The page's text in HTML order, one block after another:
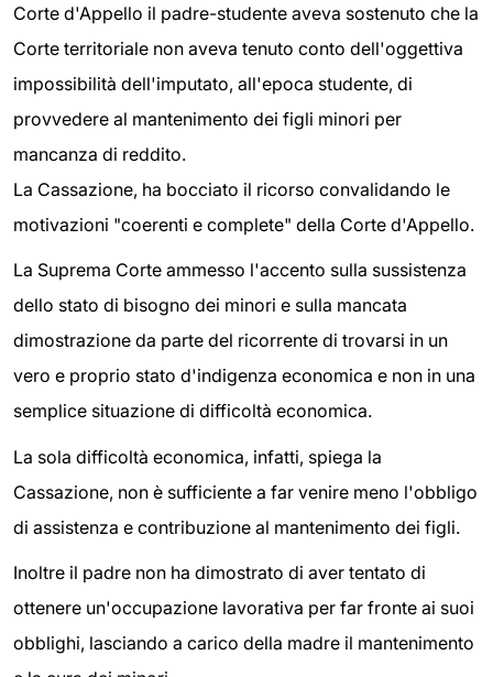
Corte d'Appello il padre-studente aveva sostenuto che la
Corte territoriale non aveva tenuto conto dell'oggettiva
impossibilità dell'imputato, all'epoca studente, di
provvedere al mantenimento dei figli minori per
mancanza di reddito.
La Cassazione, ha bocciato il ricorso convalidando le
motivazioni "coerenti e complete" della Corte d'Appello.
La Suprema Corte ammesso l'accento sulla sussistenza
dello stato di bisogno dei minori e sulla mancata
dimostrazione da parte del ricorrente di trovarsi in un
vero e proprio stato d'indigenza economica e non in una
semplice situazione di difficoltà economica.
La sola difficoltà economica, infatti, spiega la
Cassazione, non è sufficiente a far venire meno l'obbligo
di assistenza e contribuzione al mantenimento dei figli.
Inoltre il padre non ha dimostrato di aver tentato di
ottenere un'occupazione lavorativa per far fronte ai suoi
obblighi, lasciando a carico della madre il mantenimento